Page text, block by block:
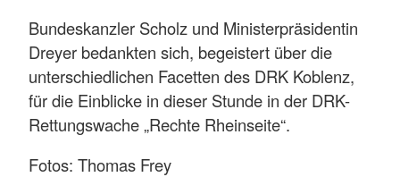
Bundeskanzler Scholz und Ministerpräsidentin
Dreyer bedankten sich, begeistert über die
unterschiedlichen Facetten des DRK Koblenz,
für die Einblicke in dieser Stunde in der DRK-
Rettungswache „Rechte Rheinseite“.
Fotos: Thomas Frey